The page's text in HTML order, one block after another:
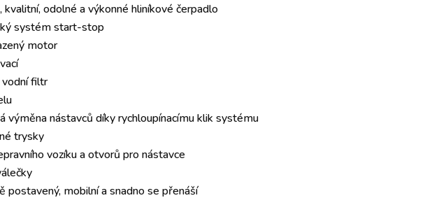
kvalitní, odolné a výkonné hliníkové čerpadlo
systém start-stop
motor
filtr
výměna nástavců díky rychloupínacímu klik systému
trysky
vozíku a otvorů pro nástavce
postavený, mobilní a snadno se přenáší